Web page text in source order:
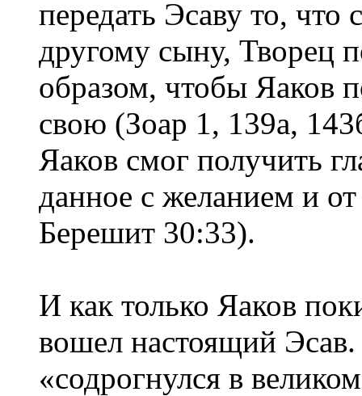
передать Эсаву то, что
другому сыну, Творец
образом, чтобы Яаков
свою (Зоар 1, 139а,
Яаков смог получить
данное с желанием и
Берешит 30:33).
И как только Яаков
вошел настоящий
«содрогнулся в